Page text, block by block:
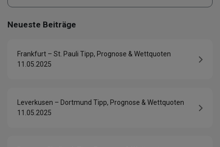
Neueste Beiträge
Frankfurt – St. Pauli Tipp, Prognose & Wettquoten
11.05.2025
Leverkusen – Dortmund Tipp, Prognose & Wettquoten
11.05.2025